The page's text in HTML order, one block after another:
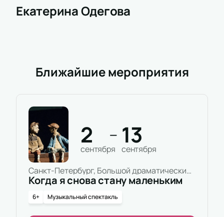
Екатерина Одегова
Ближайшие мероприятия
2
сентября
— 13
сентября
Санкт-Петербург, Большой драматический театр имени Г.А.Товстоногова, Малая сцена
Когда я снова стану маленьким
6+ Музыкальный спектакль